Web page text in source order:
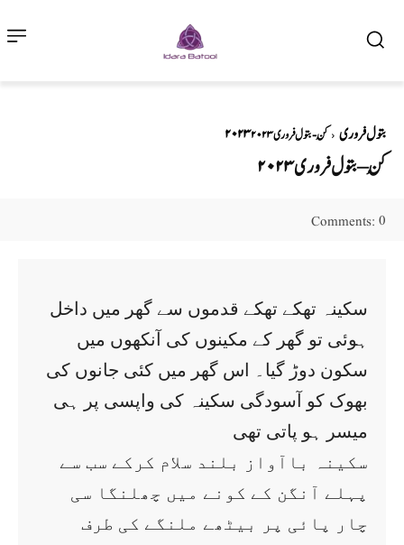
۲۰۲۳ بتول فروری کُن - بتول فروری ۲۰۲۳
کُن – بتول فروری ۲۰۲۳
Comments: 0
سکینہ تھکے تھکے قدموں سے گھر میں داخل
ہوئی تو گھر کے مکینوں کی آنکھوں میں
سکون دوڑ گیا۔ اس گھر میں کئی جانوں کی
بھوک کو آسودگی سکینہ کی واپسی پر ہی
میسر ہو پاتی تھی
سکینہ باآواز بلند سلام کرکے سب سے
پہلے آنگن کے کونے میں چھلنگا سی
چار پائی پر بیٹھے ملنگے کی طرف